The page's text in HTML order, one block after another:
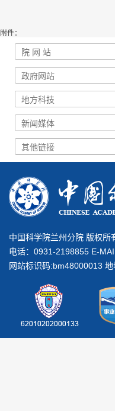
附件：
中国科学院兰州分院 版权所
电话：0931-2198855 E-
网站标识码:bm48000013